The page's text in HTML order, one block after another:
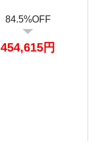
84.5%OFF
454,615円